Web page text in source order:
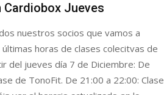
Jueves
nuestros socios que vamos a
horas de clases colecitvas de
del jueves día 7 de Diciembre: De
de TonoFit. De 21:00 a 22:00: Clase